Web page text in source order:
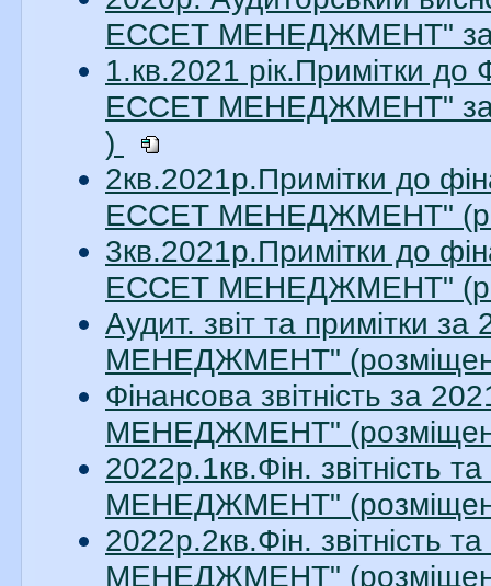
ЕССЕТ МЕНЕДЖМЕНТ" за
1.кв.2021 рік.Примітки до
ЕССЕТ МЕНЕДЖМЕНТ" за
)
2кв.2021р.Примітки до
ЕССЕТ МЕНЕДЖМЕНТ"
3кв.2021р.Примітки до
ЕССЕТ МЕНЕДЖМЕНТ"
Аудит. звіт та примітки
МЕНЕДЖМЕНТ"
Фінансова звітність за
МЕНЕДЖМЕНТ"
2022р.1кв.Фін.
МЕНЕДЖМЕНТ"
2022р.2кв.Фін.
МЕНЕДЖМЕНТ"